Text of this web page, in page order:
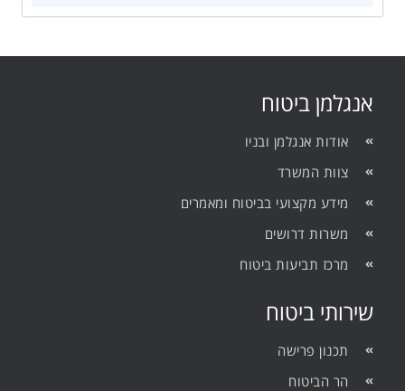
אנגלמן ביטוח
אודות אנגלמן ובניו
צוות המשרד
מידע מקצועי בביטוח ומאמרים
משרות דרושים
מרכז תביעות ביטוח
שירותי ביטוח
תכנון פרישה
הר הביטוח